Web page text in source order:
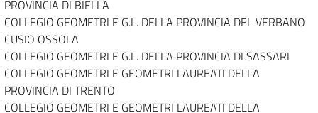
PROVINCIA DI BIELLA
COLLEGIO GEOMETRI E G.L. DELLA PROVINCIA DEL VERBANO
CUSIO OSSOLA
COLLEGIO GEOMETRI E G.L. DELLA PROVINCIA DI SASSARI
COLLEGIO GEOMETRI E GEOMETRI LAUREATI DELLA
PROVINCIA DI TRENTO
COLLEGIO GEOMETRI E GEOMETRI LAUREATI DELLA